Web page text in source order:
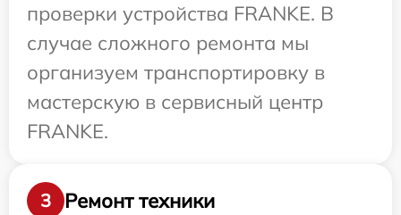
проверки устройства FRANKE. В
случае сложного ремонта мы
организуем транспортировку в
мастерскую в сервисный центр
FRANKE.
3
Ремонт техники